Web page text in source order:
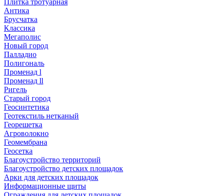
Плитка тротуарная
Антика
Брусчатка
Классика
Мегаполис
Новый город
Палладио
Полигональ
Променад l
Променад ll
Ригель
Старый город
Геосинтетика
Геотекстиль нетканый
Георешетка
Агроволокно
Геомембрана
Геосетка
Благоустройство территорий
Благоустройство детских площадок
Арки для детских площадок
Информационные щиты